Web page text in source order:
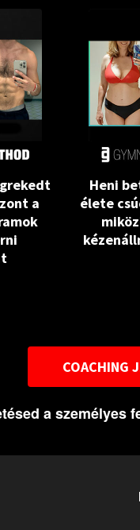
a
Heni
élete
COACHING
a személyes